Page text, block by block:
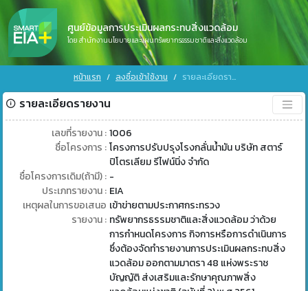
ศูนย์ข้อมูลการประเมินผลกระทบสิ่งแวดล้อม
โดย สำนักงานนโยบายและแผนทรัพยากรธรรมชาติและสิ่งแวดล้อม
หน้าแรก ลงชื่อเข้าใช้งาน รายละเอียดรายงาน
รายละเอียดรายงาน
เลขที่รายงาน : 1006
ชื่อโครงการ : โครงการปรับปรุงโรงกลั่นน้ำมัน บริษัท สตาร์
ปิโตรเลียม รีไฟน์นิ่ง จำกัด
ชื่อโครงการเดิม(ถ้ามี) : -
ประเภทรายงาน : EIA
เหตุผลในการขอเสนอ
รายงาน :
เข้าข่ายตามประกาศกระทรวง
ทรัพยากรธรรมชาติและสิ่งแวดล้อม ว่าด้วย
การกำหนดโครงการ กิจการหรือการดำเนินการ
ซึ่งต้องจัดทำรายงานการประเมินผลกระทบสิ่ง
แวดล้อม ออกตามมาตรา 48 แห่งพระราช
บัญญัติ ส่งเสริมและรักษาคุณภาพสิ่ง